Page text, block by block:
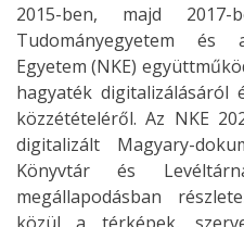
2015-ben, majd
Tudományegyetem és
Egyetem (NKE)
hagyaték digitalizálásáról
közzétételéről. Az NKE
digitalizált Magyary-
Könyvtár és
megállapodásban